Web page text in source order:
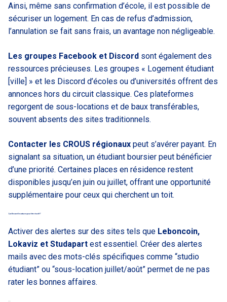
Ainsi, même sans confirmation d’école, il est possible de
sécuriser un logement. En cas de refus d’admission,
l’annulation se fait sans frais, un avantage non négligeable.
Les groupes Facebook et Discord sont également des
ressources précieuses. Les groupes « Logement étudiant
[ville] » et les Discord d’écoles ou d’universités offrent des
annonces hors du circuit classique. Ces plateformes
regorgent de sous-locations et de baux transférables,
souvent absents des sites traditionnels.
Contacter les CROUS régionaux peut s’avérer payant. En
signalant sa situation, un étudiant boursier peut bénéficier
d’une priorité. Certaines places en résidence restent
disponibles jusqu’en juin ou juillet, offrant une opportunité
supplémentaire pour ceux qui cherchent un toit.
Quelles sont les astuces pour être réactif ?
Activer des alertes sur des sites tels que Leboncoin,
Lokaviz et Studapart est essentiel. Créer des alertes
mails avec des mots-clés spécifiques comme “studio
étudiant” ou “sous-location juillet/août” permet de ne pas
rater les bonnes affaires.